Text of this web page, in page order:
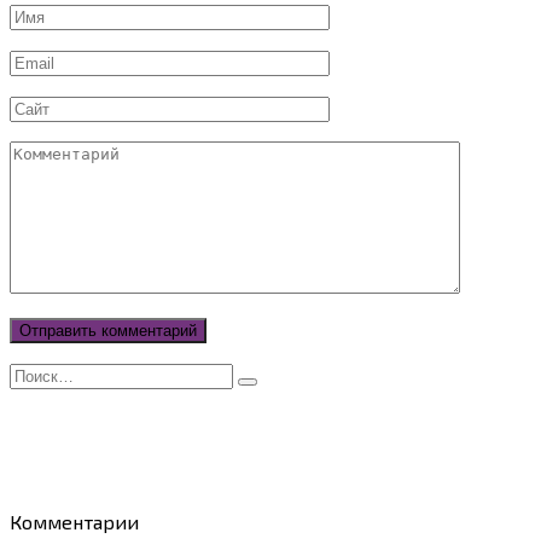
Имя
*
Email
*
Сайт
Комментарий
Search
for:
Комментарии